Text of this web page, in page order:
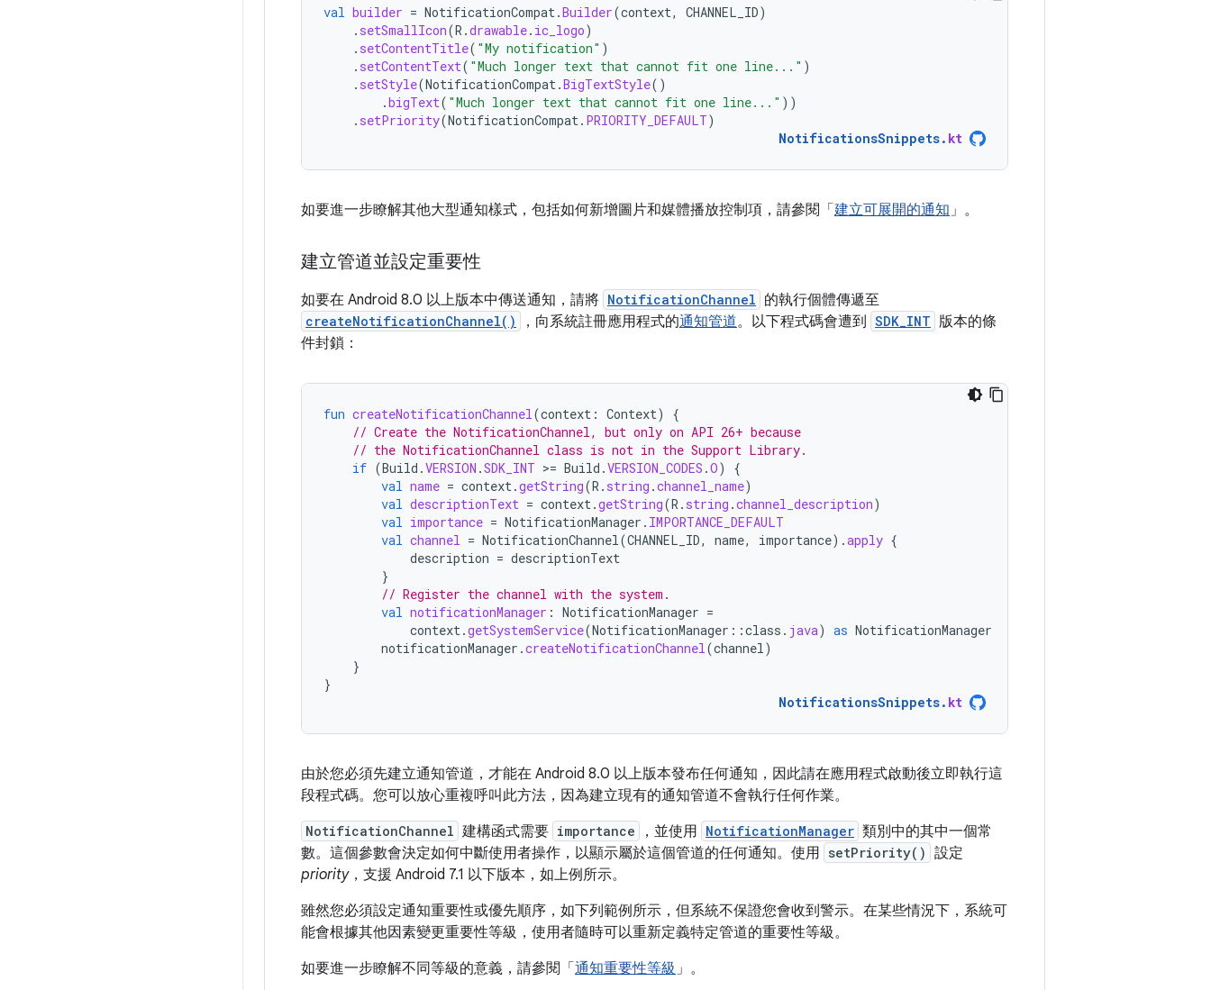
val builder = NotificationCompat.Builder(context, CHANNEL_ID)
. setSmallIcon(R .drawable. ic_logo)
. setContentTitle( "My notification" )
. setContentText( "Much longer text that cannot fit one line..." )
. setStyle(NotificationCompat.BigTextStyle()
.bigText( "Much longer text that cannot fit one line..." ))
. setPriority(NotificationCompat. PRIORITY_DEFAULT)
NotificationsSnippets. kt
如要進一步瞭解其他大型通知樣式，包括如何新增圖片和媒體播放控制項，請參閱「建立可展開的通知 」。
建立管道並設定重要性
如要在 Android 8.0 以上版本中傳送通知，請將 NotificationChannel 的執行個體傳遞至
createNotificationChannel() ，向系統註冊應用程式的通知管道。以下程式碼會遭到 SDK_INT 版本的條
件封鎖：
fun createNotificationChannel(context : Context)
{
// Create the NotificationChannel, but only on API 26+ because
// the NotificationChannel class is not in the Support Library.
if (Build .VERSION .SDK_INT >= Build .VERSION_CODES .O)
{
val name = context.getString(R . string .channel_name)
val descriptionText = context.getString(R . string .channel_description)
val importance = NotificationManager . IMPORTANCE_DEFAULT
val channel = NotificationChannel(CHANNEL_ID, name, importance).apply {
description = descriptionText
}
// Register the channel with the system.
val notificationManager : NotificationManager =
context.getSystemService(NotificationManager ::class . java) as NotificationManager
notificationManager .createNotificationChannel(channel)
}
}
NotificationsSnippets. kt
由於您必須先建立通知管道，才能在 Android 8.0 以上版本發布任何通知，因此請在應用程式啟動後立即執行這
段程式碼。您可以放心重複呼叫此方法，因為建立現有的通知管道不會執行任何作業。
NotificationChannel 建構函式需要 importance ，並使用 NotificationManager 類別中的其中一個常
數。這個參數會決定如何中斷使用者操作，以顯示屬於這個管道的任何通知。使用 setPriority() 設定
priority，支援 Android 7.1 以下版本，如上例所示。
雖然您必須設定通知重要性或優先順序，如下列範例所示，但系統不保證您會收到警示。在某些情況下，系統可
能會根據其他因素變更重要性等級，使用者隨時可以重新定義特定管道的重要性等級。
如要進一步瞭解不同等級的意義，請參閱「通知重要性等級 」。